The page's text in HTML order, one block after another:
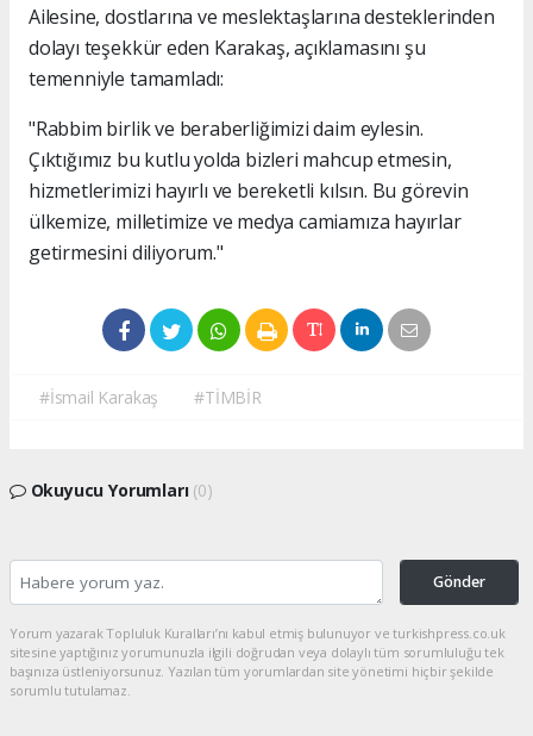
Ailesine, dostlarına ve meslektaşlarına desteklerinden
dolayı teşekkür eden Karakaş, açıklamasını şu
temenniyle tamamladı:
"Rabbim birlik ve beraberliğimizi daim eylesin.
Çıktığımız bu kutlu yolda bizleri mahcup etmesin,
hizmetlerimizi hayırlı ve bereketli kılsın. Bu görevin
ülkemize, milletimize ve medya camiamıza hayırlar
getirmesini diliyorum."
#İsmail Karakaş #TİMBİR
Okuyucu Yorumları (0)
Gönder
Yorum yazarak Topluluk Kuralları’nı kabul etmiş bulunuyor ve turkishpress.co.uk
sitesine yaptığınız yorumunuzla ilgili doğrudan veya dolaylı tüm sorumluluğu tek
başınıza üstleniyorsunuz. Yazılan tüm yorumlardan site yönetimi hiçbir şekilde
sorumlu tutulamaz.